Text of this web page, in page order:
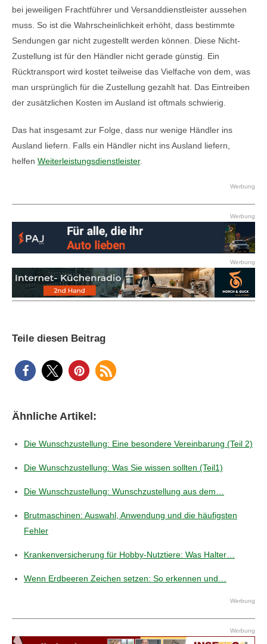
bei jeweiligen Frachtführer und Versanddienstleister aussehen
muss. So ist die Wahrscheinlichkeit erhöht, dass bestimmte
Sendungen gar nicht zugestellt werden können. Diese Nicht-
Zustellung ist für den Händler nicht gerade günstig. Ein
Rücktransport wird kostet teilweise das Vielfache von dem, was
man ursprünglich für die Zustellung gezahlt hat. Das Eintreiben
der zusätzlichen Kosten im Ausland ist oftmals schwierig.
Das hat insgesamt zur Folge, dass nur wenige Händler ins
Ausland liefern. Falls ein Händler nicht ins Ausland liefern,
helfen Weiterleistungsdienstleister.
Werbung
Werbung
Werbung
Teile diesen Beitrag
Ähnliche Artikel:
Die Wunschzustellung: Eine besondere Vereinbarung (Teil 2)
Die Wunschzustellung: Was Sie wissen sollten (Teil1)
Die Wunschzustellung: Wunschzustellung aus dem…
Brutmaschinen: Auswahl, Anwendung und die häufigsten
Fehler
Krankenversicherung für Hobby-Nutztiere: Was Halter…
Wenn Erdbeeren Zeichen setzen: So erkennen und…
Werbung
Werbung